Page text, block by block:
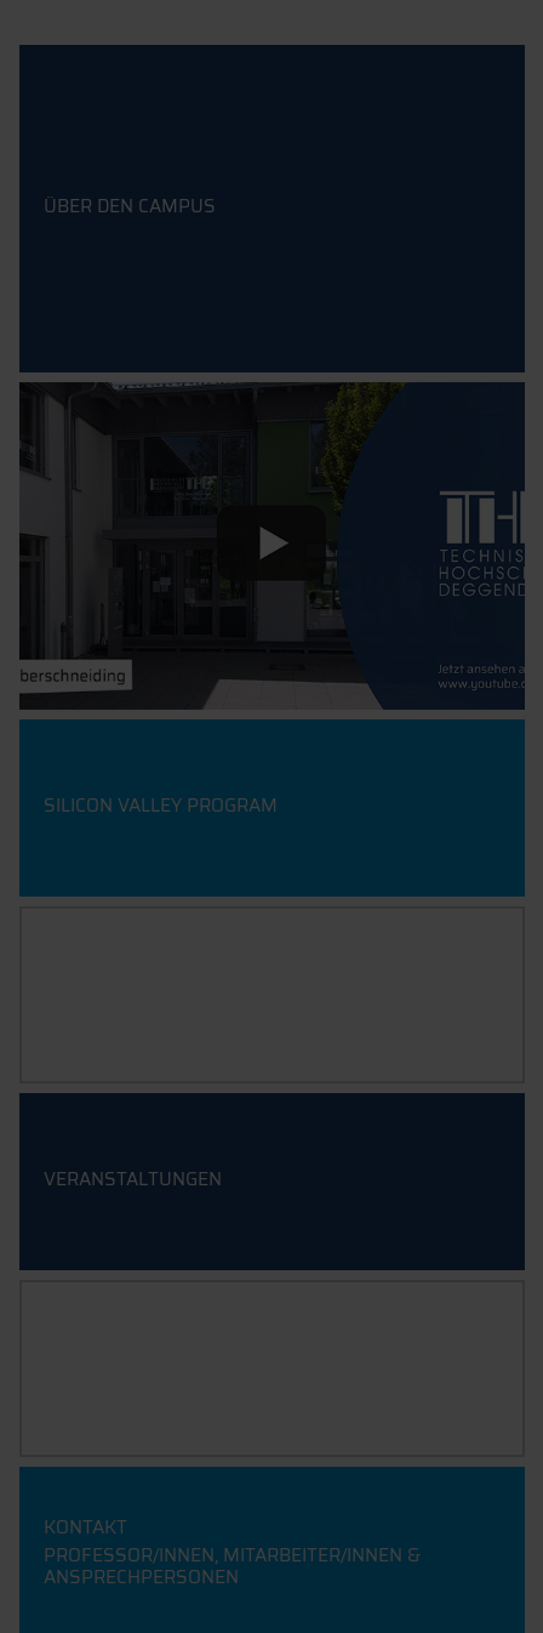
ÜBER DEN CAMPUS
SILICON VALLEY PROGRAM
VERANSTALTUNGEN
KONTAKT
PROFESSOR/INNEN, MITARBEITER/INNEN &
ANSPRECHPERSONEN